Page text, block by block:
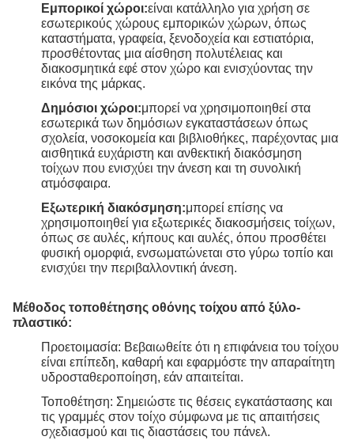
Εμπορικοί χώροι:είναι κατάλληλο για χρήση σε
εσωτερικούς χώρους εμπορικών χώρων, όπως
καταστήματα, γραφεία, ξενοδοχεία και εστιατόρια,
προσθέτοντας μια αίσθηση πολυτέλειας και
διακοσμητικά εφέ στον χώρο και ενισχύοντας την
εικόνα της μάρκας.
Δημόσιοι χώροι:μπορεί να χρησιμοποιηθεί στα
εσωτερικά των δημόσιων εγκαταστάσεων όπως
σχολεία, νοσοκομεία και βιβλιοθήκες, παρέχοντας μια
αισθητικά ευχάριστη και ανθεκτική διακόσμηση
τοίχων που ενισχύει την άνεση και τη συνολική
ατμόσφαιρα.
Εξωτερική διακόσμηση:μπορεί επίσης να
χρησιμοποιηθεί για εξωτερικές διακοσμήσεις τοίχων,
όπως σε αυλές, κήπους και αυλές, όπου προσθέτει
φυσική ομορφιά, ενσωματώνεται στο γύρω τοπίο και
ενισχύει την περιβαλλοντική άνεση.
Μέθοδος τοποθέτησης οθόνης τοίχου από ξύλο-
πλαστικό:
Προετοιμασία: Βεβαιωθείτε ότι η επιφάνεια του τοίχου
είναι επίπεδη, καθαρή και εφαρμόστε την απαραίτητη
υδροσταθεροποίηση, εάν απαιτείται.
Τοποθέτηση: Σημειώστε τις θέσεις εγκατάστασης και
τις γραμμές στον τοίχο σύμφωνα με τις απαιτήσεις
σχεδιασμού και τις διαστάσεις του πάνελ.